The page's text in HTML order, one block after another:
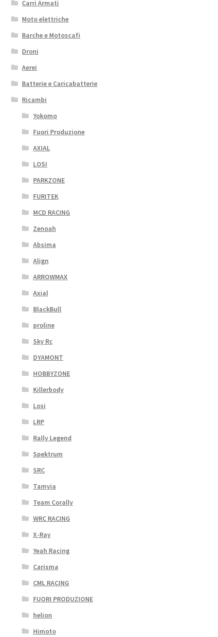
Carri Armati
Moto elettriche
Barche e Motoscafi
Droni
Aerei
Batterie e Caricabatterie
Ricambi
Yokomo
Fuori Produzione
AXIAL
LOSI
PARKZONE
FURITEK
MCD RACING
Zenoah
Absima
Align
ARROWMAX
Axial
BlackBull
proline
Sky Rc
DYAMONT
HOBBYZONE
Killerbody
Losi
LRP
Rally Legend
Spektrum
SRC
Tamyia
Team Corally
WRC RACING
X-Ray
Yeah Racing
Carisma
CML RACING
FUORI PRODUZIONE
helion
Himoto